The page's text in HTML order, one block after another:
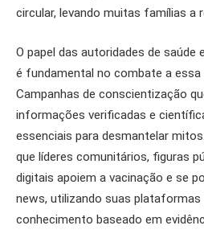
circular, levando muitas famílias a
O papel das autoridades de saúde
é fundamental no combate a
Campanhas de conscientização
informações verificadas e
essenciais para desmantelar
que líderes comunitários, figuras
digitais apoiem a vacinação e se
news, utilizando suas plataformas
conhecimento baseado em